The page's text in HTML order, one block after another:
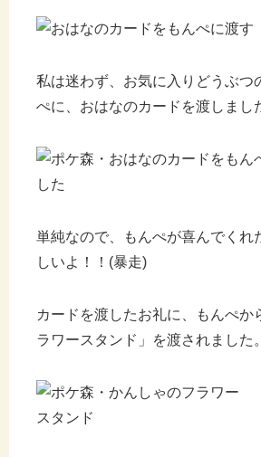
私は迷わず、お気に入りどうぶつ
ぺに、おはなのカードを渡しまし
単純なので、もんぺが喜んでくれ
しいよ！！(暴走)
カードを渡したお礼に、もんぺか
ラワースタンド」を渡されました。